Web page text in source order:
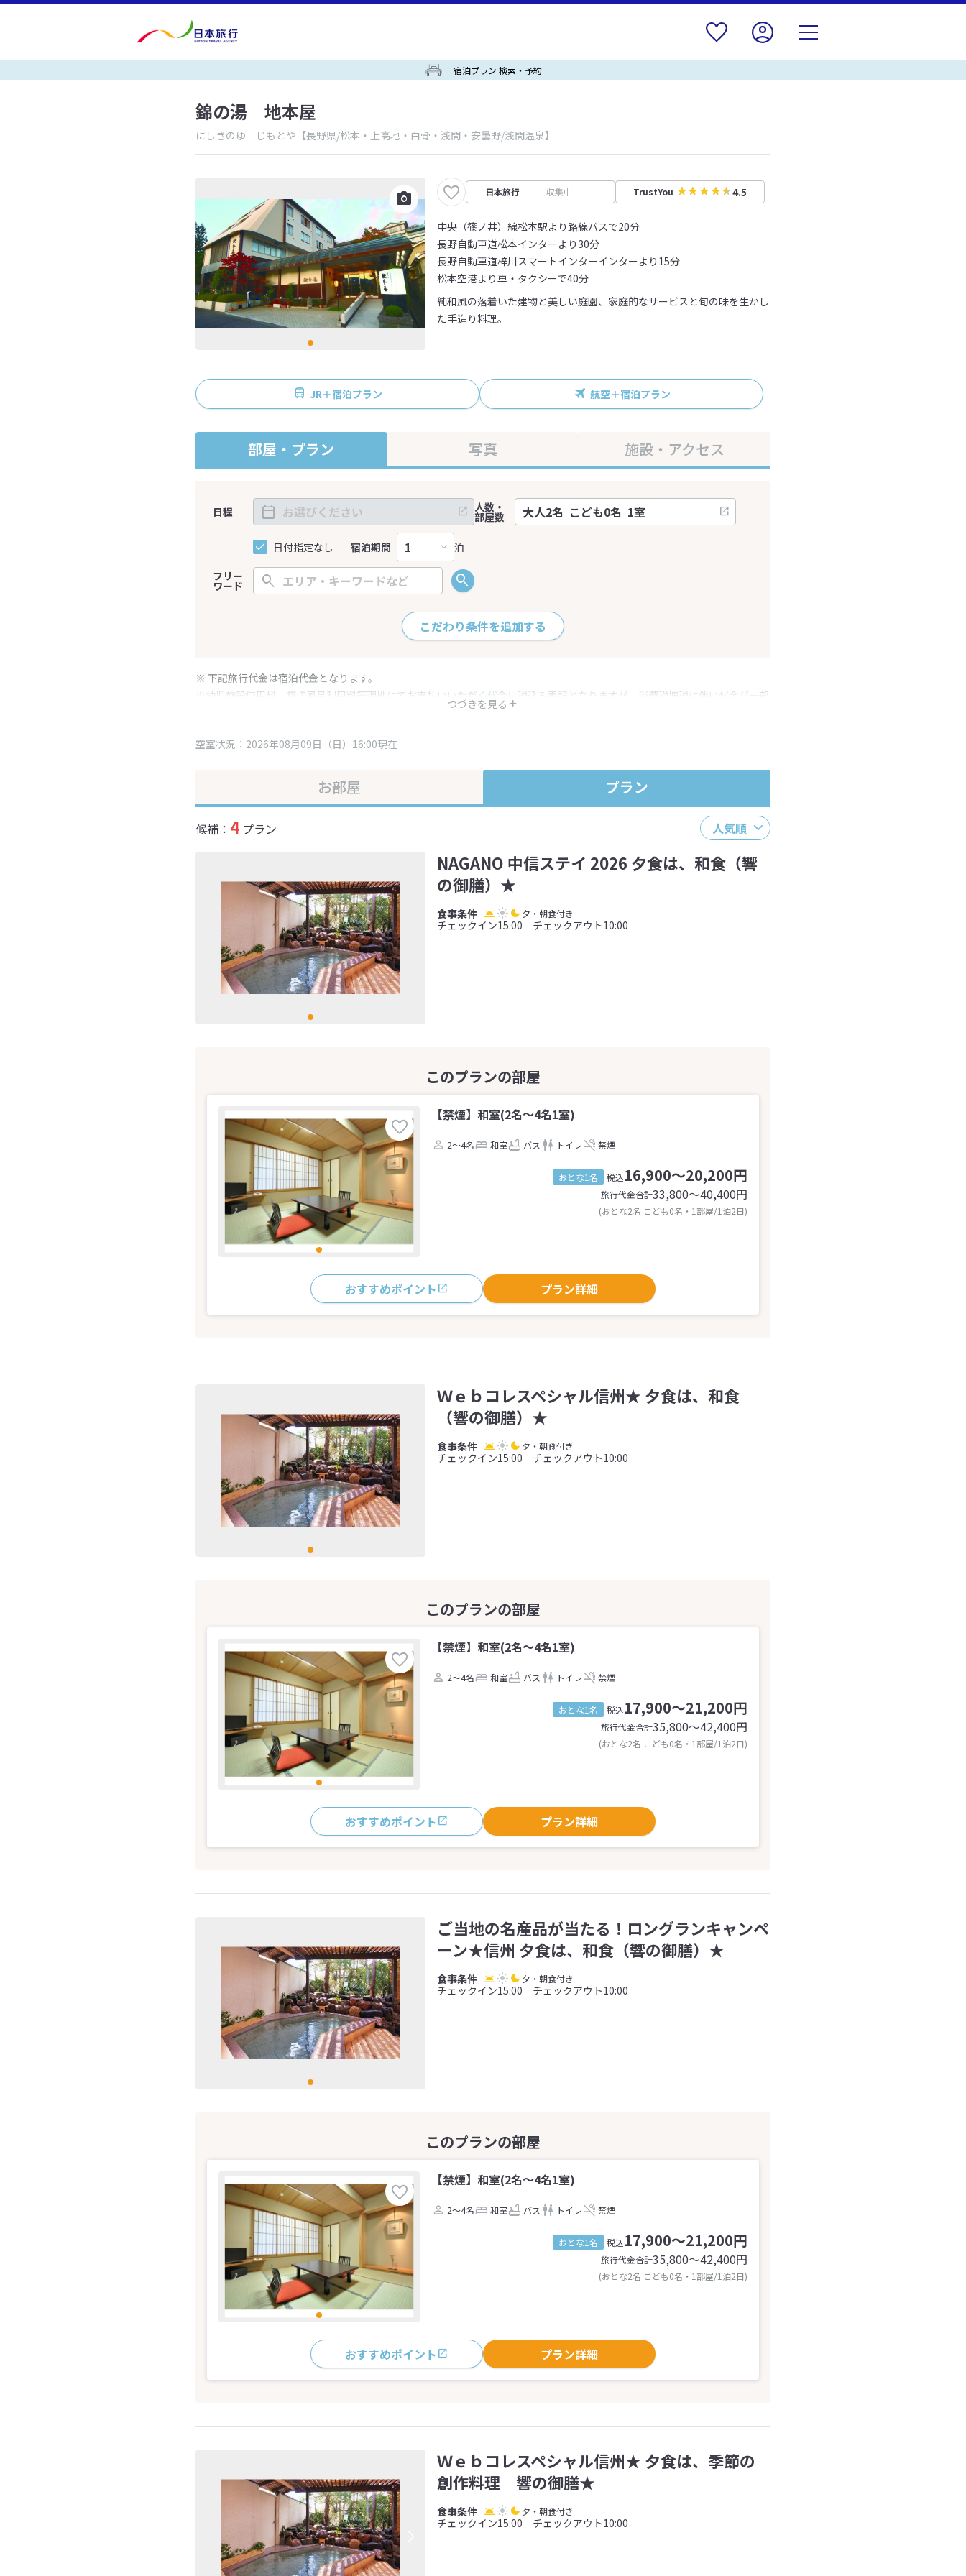
宿泊プラン 検索・予約
錦の湯 地本屋
にしきのゆ じもとや 【長野県/松本・上高地・白骨・浅間・安曇野/浅間温泉】
日本旅行 収集中 TrustYou 4.5
中央（篠ノ井）線松本駅より路線バスで20分
長野自動車道松本インターより30分
長野自動車道梓川スマートインターインターより15分
松本空港より車・タクシーで40分
純和風の落着いた建物と美しい庭園、家庭的なサービスと旬の味を生かし
た手造り料理。
JR＋宿泊プラン 航空＋宿泊プラン
部屋・プラン 写真 施設・アクセス
日程
日付指定なし 宿泊期間 泊
人数・
部屋数
フリー
ワード
こだわり条件を追加する
つづきを見る
※ 下記旅行代金は宿泊代金となります。
※幼児施設使用料、貸切風呂利用料等現地にてお支払いいただく代金は税込み表記となりますが、消費税増税に伴い代金が一部
空室状況：2026年08月09日（日）16:00現在
お部屋 プラン
候補： 4 プラン 人気順
NAGANO 中信ステイ 2026 夕食は、和食（響
の御膳）★
夕・朝食付き
チェックイン15:00 チェックアウト10:00
【禁煙】和室(2名～4名1室)
2～4名 和室 バス トイレ 禁煙
おとな1名 税込16,900～20,200円
旅行代金合計33,800〜40,400円
(おとな2名 こども0名・1部屋/1泊2日)
おすすめポイント プラン詳細
Ｗｅｂコレスペシャル信州★ 夕食は、和食
（響の御膳）★
夕・朝食付き
チェックイン15:00 チェックアウト10:00
【禁煙】和室(2名～4名1室)
2～4名 和室 バス トイレ 禁煙
おとな1名 税込17,900～21,200円
旅行代金合計35,800〜42,400円
(おとな2名 こども0名・1部屋/1泊2日)
おすすめポイント プラン詳細
ご当地の名産品が当たる！ロングランキャンペ
ーン★信州 夕食は、和食（響の御膳）★
夕・朝食付き
チェックイン15:00 チェックアウト10:00
【禁煙】和室(2名～4名1室)
2～4名 和室 バス トイレ 禁煙
おとな1名 税込17,900～21,200円
旅行代金合計35,800〜42,400円
(おとな2名 こども0名・1部屋/1泊2日)
おすすめポイント プラン詳細
Ｗｅｂコレスペシャル信州★ 夕食は、季節の
創作料理 響の御膳★
夕・朝食付き
チェックイン15:00 チェックアウト10:00